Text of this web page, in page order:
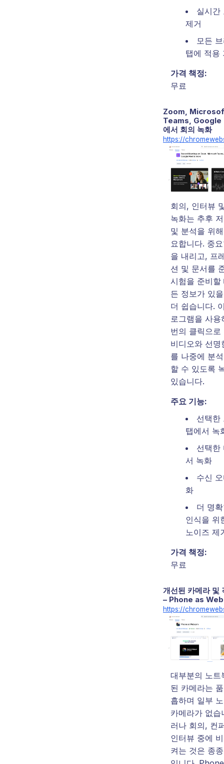
실시간
제거
모든
탭에 적용
가격 책정:
무료
Zoom,
Teams, Google
에서 회의 녹화
https://
회의, 인터뷰
녹화는 추후
및 분석을 위
요합니다. 중
을 내리고, 프
션 및 문서를
시험을 준비할
든 정보가 있
더 쉽습니다.
로그램을 사용
번의 클릭으로
비디오와 선명
를 나중에 분
할 수 있도록
있습니다.
주요 기능:
선택한
탭에서 녹
선택한
서 녹화
수신
화
더 명
인식을 위
노이즈 제
가격 책정:
무료
개선된 카메라 및
– Phone as
https://
대부분의 노트
된 카메라는
흡하며 일부
카메라가 없습
러나 회의, 컨
인터뷰 중에
켜는 것은 종